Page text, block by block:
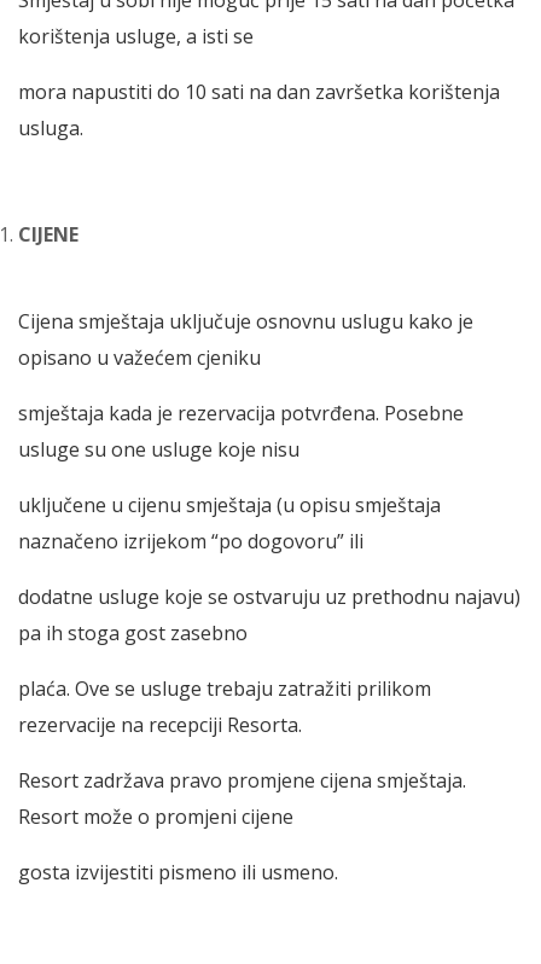
korištenja usluge, a isti se
mora napustiti do 10 sati na dan završetka korištenja
usluga.
CIJENE
Cijena smještaja uključuje osnovnu uslugu kako je
opisano u važećem cjeniku
smještaja kada je rezervacija potvrđena. Posebne
usluge su one usluge koje nisu
uključene u cijenu smještaja (u opisu smještaja
naznačeno izrijekom “po dogovoru” ili
dodatne usluge koje se ostvaruju uz prethodnu najavu)
pa ih stoga gost zasebno
plaća. Ove se usluge trebaju zatražiti prilikom
rezervacije na recepciji Resorta.
Resort zadržava pravo promjene cijena smještaja.
Resort može o promjeni cijene
gosta izvijestiti pismeno ili usmeno.